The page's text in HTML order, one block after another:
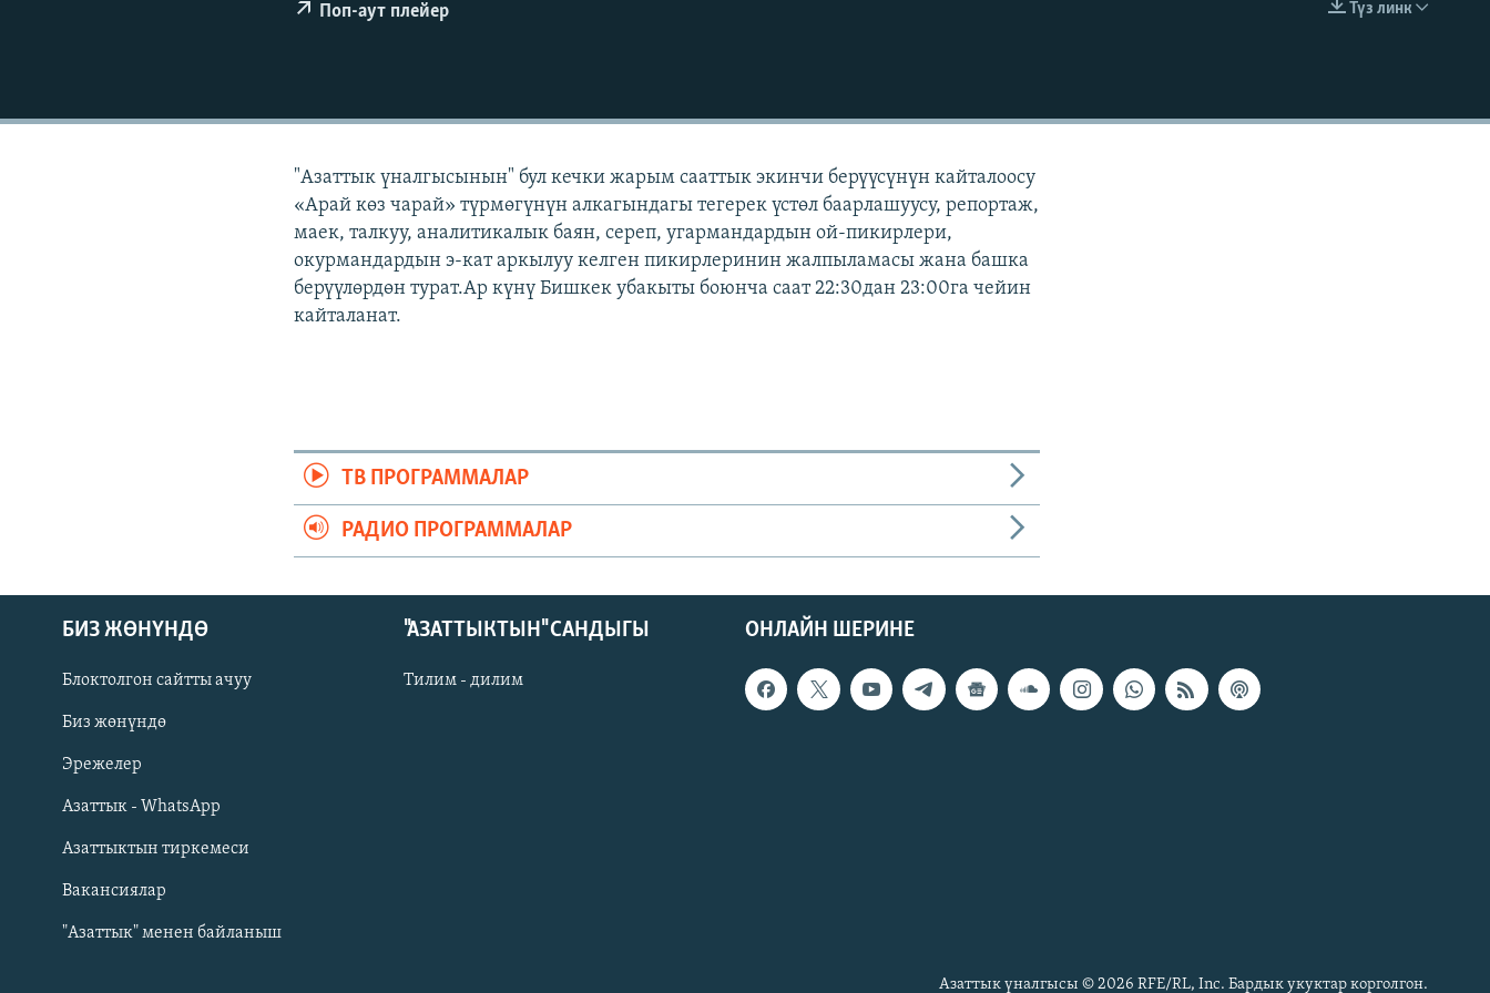
Русский
ОНЛАЙН ШЕРИНЕ
EMBED
Түз линк
Поп-аут плейер
"Азаттык үналгысынын" бул кечки жарым сааттык экинчи берүүсүнүн кайталоосу
«Арай көз чарай» түрмөгүнүн алкагындагы тегерек үстөл баарлашуусу, репортаж,
маек, талкуу, аналитикалык баян, сереп, угармандардын ой-пикирлери,
окурмандардын э-кат аркылуу келген пикирлеринин жалпыламасы жана башка
берүүлөрдөн турат.Ар күнү Бишкек убакыты боюнча саат 22:30дан 23:00га чейин
кайталанат.
ТВ ПРОГРАММАЛАР
РАДИО ПРОГРАММАЛАР
ОНЛАЙН ШЕРИНЕ
БИЗ ЖӨНҮНДӨ
Блоктолгон сайтты ачуу
Биз жөнүндө
Эрежелер
Азаттык - WhatsApp
Азаттыктын тиркемеси
Вакансиялар
"Азаттык" менен байланыш
"АЗАТТЫКТЫН" САНДЫГЫ
Тилим - дилим
Азаттык үналгысы © 2026 RFE/RL, Inc. Бардык укуктар корголгон.